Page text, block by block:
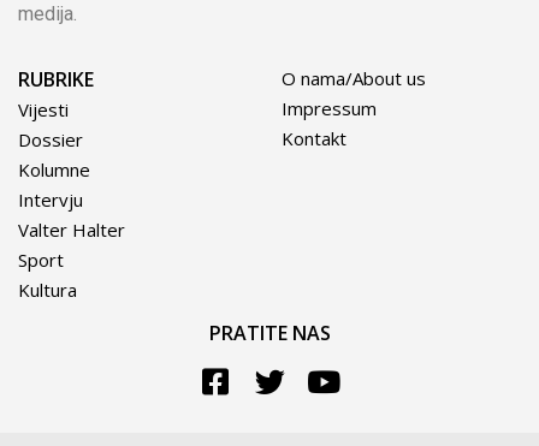
medija.
RUBRIKE
Vijesti
Dossier
Kolumne
Intervju
Valter Halter
Sport
Kultura
O nama/About us
Impressum
Kontakt
PRATITE NAS